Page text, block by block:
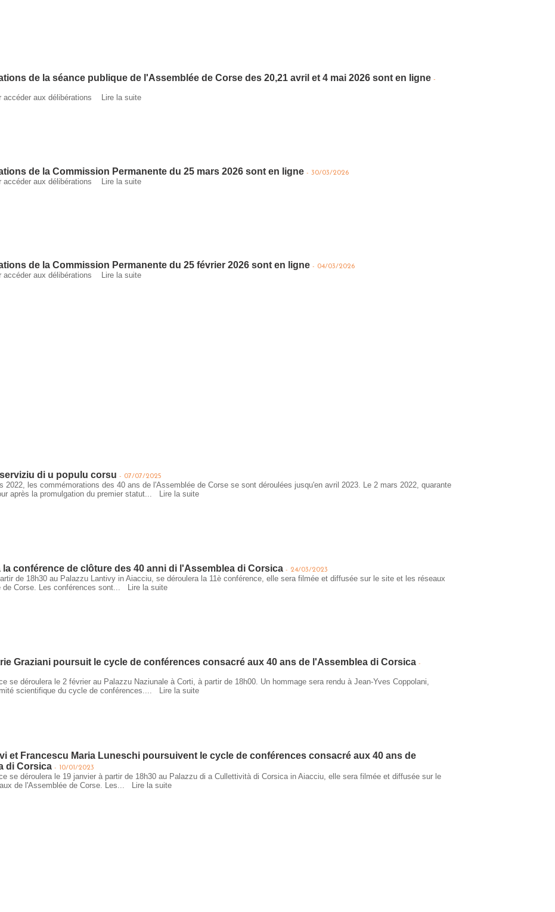
de la séance publique de l'Assemblée de Corse des 20,21 avril et 4 mai 2026 sont en ligne -
accéder aux délibérations Lire la suite
de la Commission Permanente du 25 mars 2026 sont en ligne - 30/03/2026
accéder aux délibérations Lire la suite
de la Commission Permanente du 25 février 2026 sont en ligne - 04/03/2026
accéder aux délibérations Lire la suite
di u populu corsu - 07/07/2025
2022, les commémorations des 40 ans de l'Assemblée de Corse se sont déroulées jusqu'en avril 2023. Le 2 mars 2022, quarante
après la promulgation du premier statut...
Lire la suite
la conférence de clôture des 40 anni di l'Assemblea di Corsica - 24/03/2023
de 18h30 au Palazzu Lantivy in Aiacciu, se déroulera la 11è conférence, elle sera filmée et diffusée sur le site et les réseaux
de Corse. Les conférences sont...
Lire la suite
Graziani poursuit le cycle de conférences consacré aux 40 ans de l'Assemblea di Corsica -
se déroulera le 2 février au Palazzu Naziunale à Corti, à partir de 18h00. Un hommage sera rendu à Jean-Yves Coppolani,
scientifique du cycle de conférences....
Lire la suite
et Francescu Maria Luneschi poursuivent le cycle de conférences consacré aux 40 ans de
di Corsica - 10/01/2023
se déroulera le 19 janvier à partir de 18h30 au Palazzu di a Cullettività di Corsica in Aiacciu, elle sera filmée et diffusée sur le
de l'Assemblée de Corse. Les...
Lire la suite